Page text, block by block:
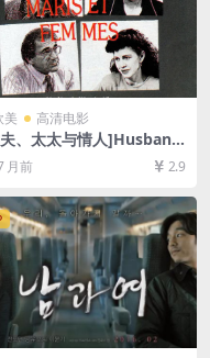
美 高清电影
、太太与情人]Husband
Wives (1992)[百度网
克网盘1080P超清未删
7GB][中英字幕]
月前 2.9